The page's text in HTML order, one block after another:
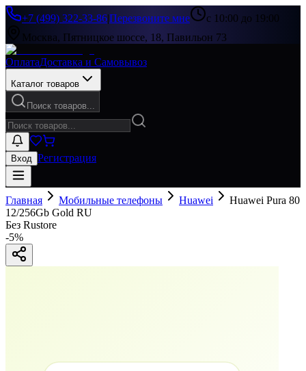
+7 (499) 322-33-86|Перезвоните мне
с 10:00 до 19:00
Москва, Пятницкое шоссе, 18, Павильон 73
ОплатаДоставка и Самовывоз
Каталог товаров
Поиск товаров...
Вход Регистрация
Главная Мобильные телефоны Huawei
Huawei Pura 80
12/256Gb Gold RU
Без Rustore
-5%